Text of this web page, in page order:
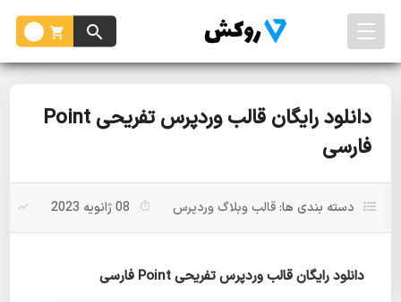
دانلود رایگان قالب وردپرس تفریحی Point
فارسی
دسته بندی ها:قالب وبلاگ وردپرس 08 ژانویه 2023
دانلود رایگان قالب وردپرس تفریحی Point فارسی